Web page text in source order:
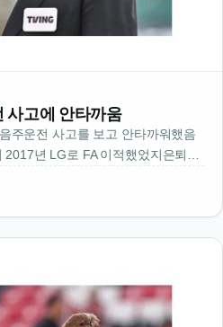
사고에 안타까움
주운전 사고를 보고 안타까워했음
년 LG로 FA 이적했었지은퇴한
런 이야기를 했나봄음주운전은 아
서 안 되는 거임선수들이 경기 후